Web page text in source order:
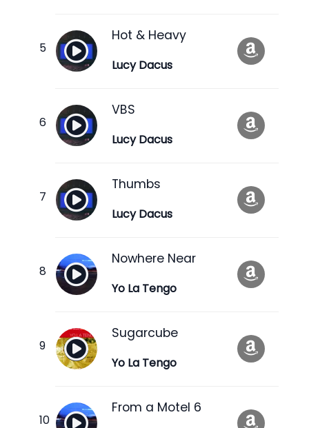
Hot & Heavy
Lucy Dacus
VBS
Lucy Dacus
Thumbs
Lucy Dacus
Nowhere Near
Yo La Tengo
Sugarcube
Yo La Tengo
From a Motel 6